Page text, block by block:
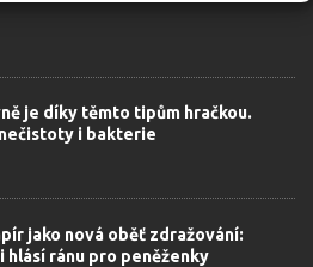
je díky těmto tipům hračkou.
i bakterie
jako nová oběť zdražování:
hlásí ránu pro peněženky